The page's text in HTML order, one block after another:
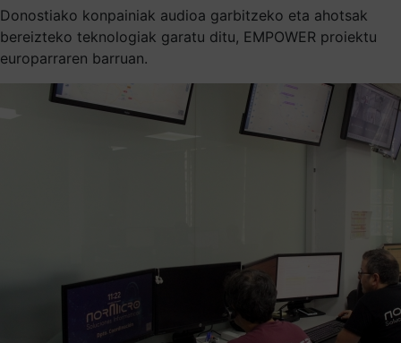
Donostiako konpainiak audioa garbitzeko eta ahotsak
bereizteko teknologiak garatu ditu, EMPOWER proiektu
europarraren barruan.